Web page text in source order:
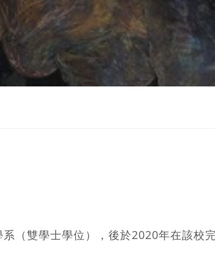
（雙學士學位），後於2020年在該校